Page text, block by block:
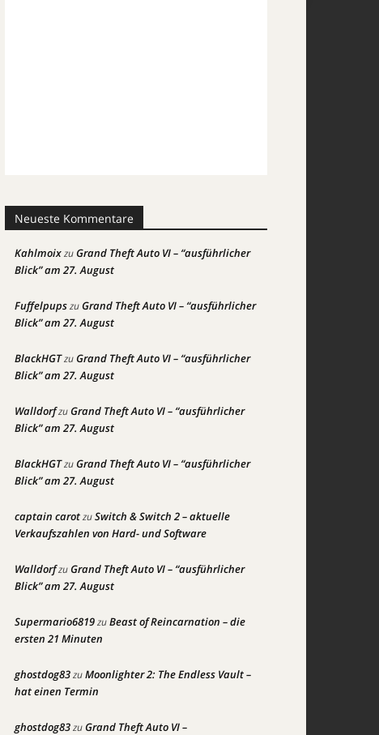
Neueste Kommentare
KahlmoixzuGrand Theft Auto VI – “ausführlicher
Blick” am 27. August
FuffelpupszuGrand Theft Auto VI – “ausführlicher
Blick” am 27. August
BlackHGTzuGrand Theft Auto VI – “ausführlicher
Blick” am 27. August
WalldorfzuGrand Theft Auto VI – “ausführlicher
Blick” am 27. August
BlackHGTzuGrand Theft Auto VI – “ausführlicher
Blick” am 27. August
captain carotzuSwitch & Switch 2 – aktuelle
Verkaufszahlen von Hard- und Software
WalldorfzuGrand Theft Auto VI – “ausführlicher
Blick” am 27. August
Supermario6819zuBeast of Reincarnation – die
ersten 21 Minuten
ghostdog83zuMoonlighter 2: The Endless Vault –
hat einen Termin
ghostdog83zuGrand Theft Auto VI –